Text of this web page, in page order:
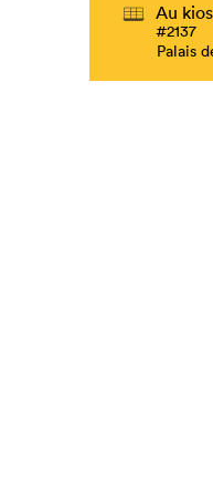
Au
#2137
Palais